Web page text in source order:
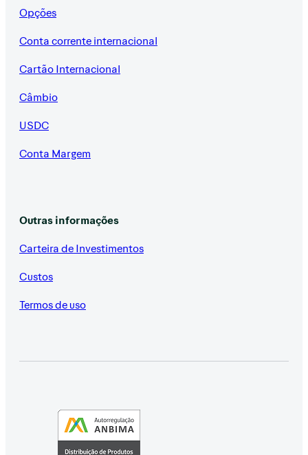
Opções
Conta corrente internacional
Cartão Internacional
Câmbio
USDC
Conta Margem
Outras informações
Carteira de Investimentos
Custos
Termos de uso